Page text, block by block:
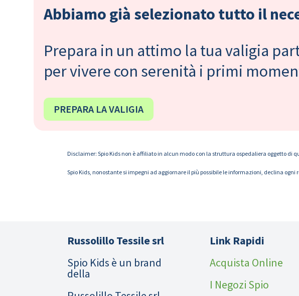
Abbiamo già selezionato tutto il
Prepara in un attimo la tua valigia
per vivere con serenità i primi
PREPARA LA VALIGIA
Disclaimer: Spio Kids non è affiliato in alcun modo con la struttura ospedaliera oggetto di
Spio Kids, nonostante si impegni ad aggiornare il più possibile le informazioni, declina ogni
Russolillo Tessile srl
Spio Kids è un brand
della
Link Rapidi
Acquista Online
I Negozi Spio